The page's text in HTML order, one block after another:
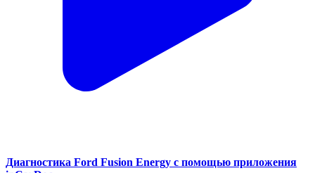
Диагностика Ford Fusion Energy с помощью приложения